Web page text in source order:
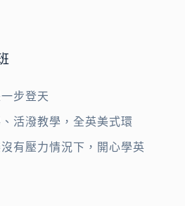
步登天
活潑教學，全英美式環
有壓力情況下，開心學英